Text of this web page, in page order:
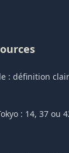
: définition
: 14, 37 ou